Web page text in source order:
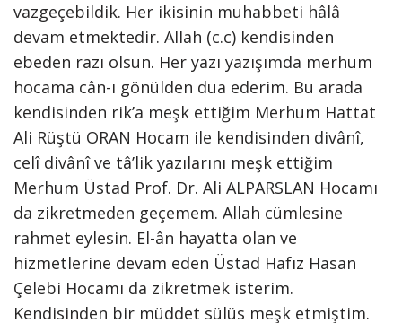
vazgeçebildik. Her ikisinin muhabbeti hâlâ
devam etmektedir. Allah (c.c) kendisinden
ebeden razı olsun. Her yazı yazışımda merhum
hocama cân-ı gönülden dua ederim. Bu arada
kendisinden rik’a meşk ettiğim Merhum Hattat
Ali Rüştü ORAN Hocam ile kendisinden divânî,
celî divânî ve tâ’lik yazılarını meşk ettiğim
Merhum Üstad Prof. Dr. Ali ALPARSLAN Hocamı
da zikretmeden geçemem. Allah cümlesine
rahmet eylesin. El-ân hayatta olan ve
hizmetlerine devam eden Üstad Hafız Hasan
Çelebi Hocamı da zikretmek isterim.
Kendisinden bir müddet sülüs meşk etmiştim.